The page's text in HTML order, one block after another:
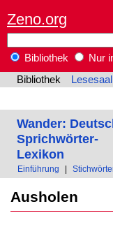
Zeno.org
Bibliothek
Nur
Bibliothek
Lesesaal
Wander:
Sprichwörter-
Lexikon
Einführung
Ausholen